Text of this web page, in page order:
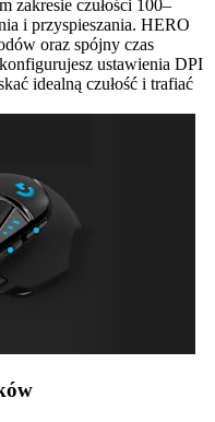
zakresie czułości 100–
i przyspieszania. HERO
oraz spójny czas
ustawienia DPI
idealną czułość i trafiać